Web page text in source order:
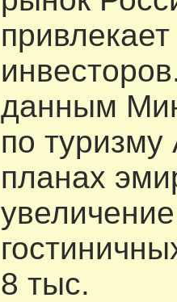
данным
по
планах
8 тыс.